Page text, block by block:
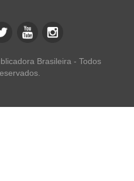
Brasileira - Todos